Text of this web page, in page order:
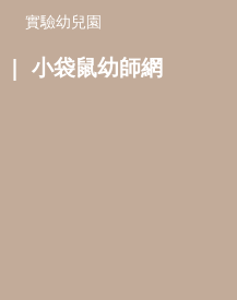
實驗幼兒園
小袋鼠幼師網